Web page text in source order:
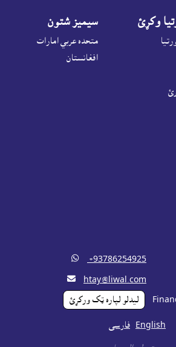
وکړئ سيميز شتون
متحده عربي امارات
افغانستان
‎ +93786254925

htay@liwal.com

ليدلو لپاره ټک ورکړئ
English فارسی